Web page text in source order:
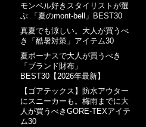
モンベル好きスタイリストが選
ぶ 「夏のmont-bell」BEST30
真夏でも涼しい。大人が買うべ
き「酷暑対策」アイテム30
夏ボーナスで大人が買うべき
「ブランド財布」
BEST30【2026年最新】
【ゴアテックス】防水アウター
にスニーカーも。梅雨までに大
人が買うべきGORE-TEXアイテ
ム30